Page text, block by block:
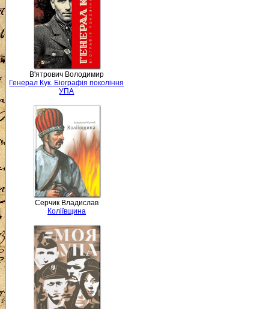
В'ятрович Володимир
Генерал Кук. Біографія покоління
УПА
Серчик Владислав
Коліївщина